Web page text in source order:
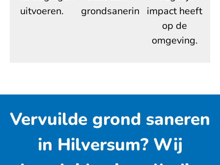
uitvoeren.
grondsanering.impact heeft
op de
omgeving.
Vervuilde grond saneren
in Hilversum? Wij